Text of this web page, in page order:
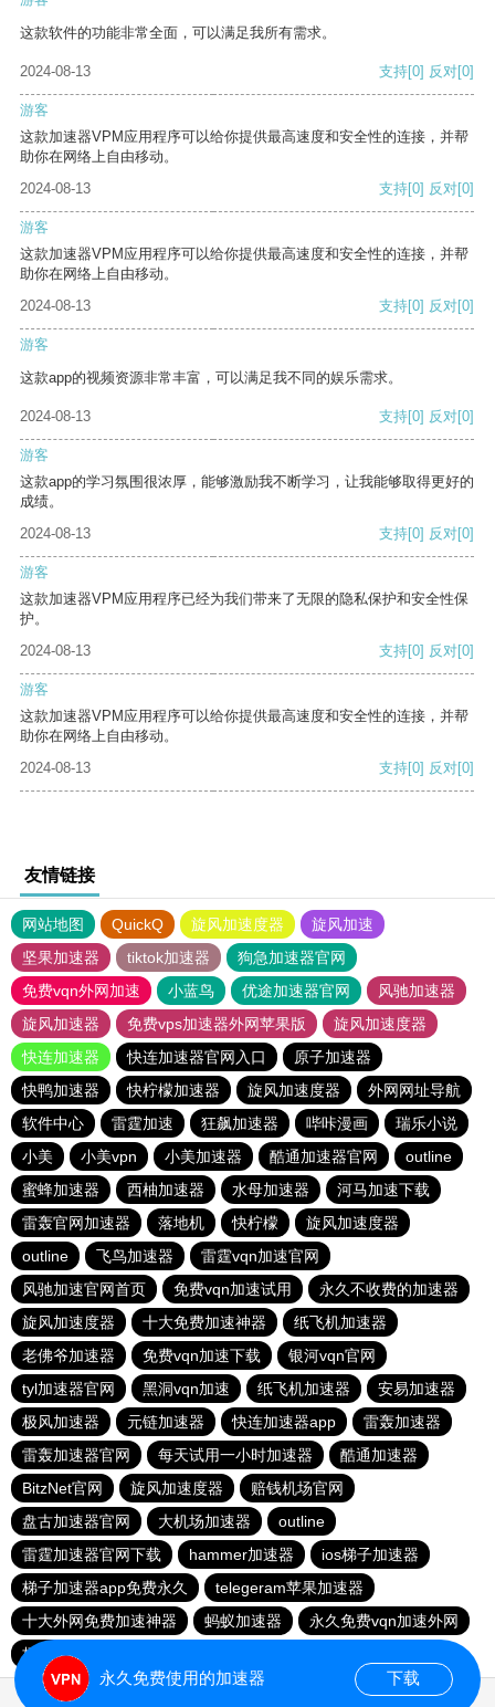
这款软件的功能非常全面，可以满足我所有需求。
2024-08-13 支持[0] 反对[0]
游客
这款加速器VPM应用程序可以给你提供最高速度和安全性的连接，并帮
助你在网络上自由移动。
2024-08-13
支持[0] 反对[0]
游客
这款加速器VPM应用程序可以给你提供最高速度和安全性的连接，并帮
助你在网络上自由移动。
2024-08-13
支持[0] 反对[0]
游客
这款app的视频资源非常丰富，可以满足我不同的娱乐需求。
2024-08-13 支持[0] 反对[0]
游客
这款app的学习氛围很浓厚，能够激励我不断学习，让我能够取得更好的
成绩。
2024-08-13
支持[0] 反对[0]
游客
这款加速器VPM应用程序已经为我们带来了无限的隐私保护和安全性保
护。
2024-08-13
支持[0] 反对[0]
游客
这款加速器VPM应用程序可以给你提供最高速度和安全性的连接，并帮
助你在网络上自由移动。
2024-08-13
支持[0] 反对[0]
友情链接
网站地图 QuickQ 旋风加速度器
旋风加速
坚果加速器
tiktok加速器
狗急加速器官网
免费vqn外网加速
小蓝鸟 优途加速器官网
风驰加速器
旋风加速器
免费vps加速器外网苹果版
旋风加速度器
快连加速器
快连加速器官网入口
原子加速器
快鸭加速器
快柠檬加速器 旋风加速度器
外网网址导航
软件中心
雷霆加速 狂飙加速器 哔咔漫画
瑞乐小说
小美
小美vpn 小美加速器 酷通加速器官网
outline
蜜蜂加速器
西柚加速器 水母加速器
河马加速下载
雷轰官网加速器
落地机 快柠檬
旋风加速度器
outline
飞鸟加速器
雷霆vqn加速官网
风驰加速官网首页
免费vqn加速试用
永久不收费的加速器
旋风加速度器
十大免费加速神器
纸飞机加速器
老佛爷加速器
免费vqn加速下载
银河vqn官网
tyl加速器官网
黑洞vqn加速 纸飞机加速器
安易加速器
极风加速器
元链加速器 快连加速器app
雷轰加速器
雷轰加速器官网
每天试用一小时加速器
酷通加速器
BitzNet官网
旋风加速度器
赔钱机场官网
盘古加速器官网
大机场加速器
outline
雷霆加速器官网下载
hammer加速器
ios梯子加速器
梯子加速器app免费永久
telegeram苹果加速器
十大外网免费加速神器
蚂蚁加速器
永久免费vqn加速外网
极光aurora加速器
永久免费使用的加速器 下载